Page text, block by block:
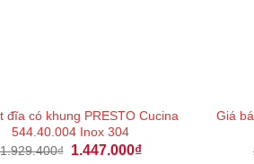
đĩa có khung PRESTO Cucina
544.40.004 Inox 304
1.929.400₫ Giá
1.447.000₫Giá
Giá